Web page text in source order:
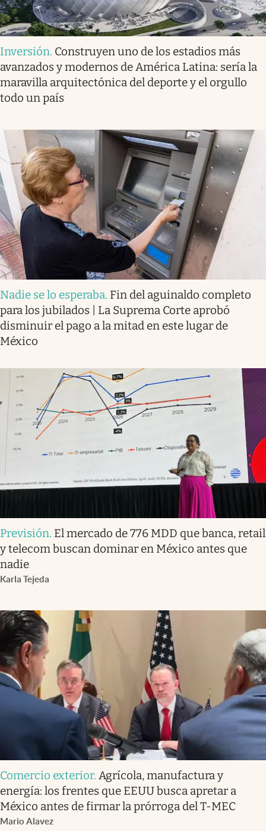
Inversión. Construyen uno de los estadios más
avanzados y modernos de América Latina: sería la
maravilla arquitectónica del deporte y el orgullo
todo un país
Nadie se lo esperaba. Fin del aguinaldo completo
para los jubilados | La Suprema Corte aprobó
disminuir el pago a la mitad en este lugar de
México
Previsión. El mercado de 776 MDD que banca, retail
y telecom buscan dominar en México antes que
nadie
Karla Tejeda
Comercio exterior. Agrícola, manufactura y
energía: los frentes que EEUU busca apretar a
México antes de firmar la prórroga del T-MEC
Mario Alavez